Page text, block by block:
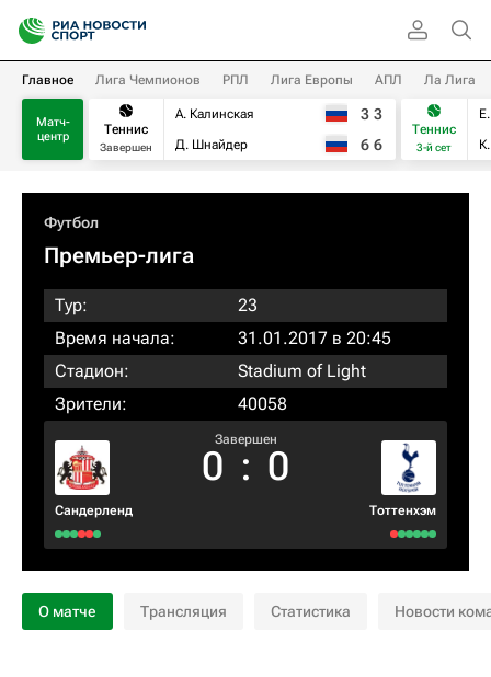
Главное Лига Чемпионов РПЛ Лига Европы АПЛ Ла Лига
Матч-
центр
Теннис
Завершен
А. Калинская
Д. Шнайдер
3 3
6 6
Теннис
3-й сет
Футбол
Премьер-лига
Тур:
23
Время начала:
31.01.2017 в 20:45
Стадион:
Stadium of Light
Зрители:
40058
Сандерленд
Завершен
0 : 0
Тоттенхэм
О матче Трансляция Статистика Новости